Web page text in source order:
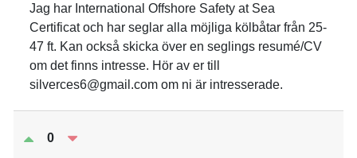
Jag har International Offshore Safety at Sea
Certificat och har seglar alla möjliga kölbåtar från 25-
47 ft. Kan också skicka över en seglings resumé/CV
om det finns intresse. Hör av er till
silverces6@gmail.com om ni är intresserade.
0